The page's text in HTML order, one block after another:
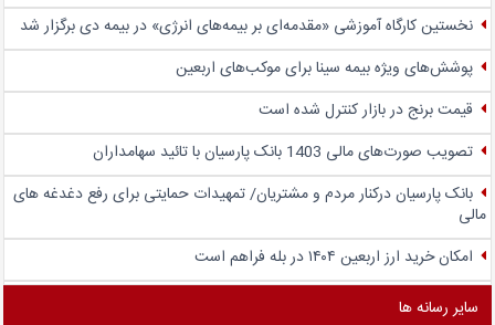
نخستین کارگاه آموزشی «مقدمه‌ای بر بیمه‌های انرژی» در بیمه دی برگزار شد
پوشش‌های ویژه بیمه سینا برای موکب‌های اربعین
قیمت برنج در بازار کنترل شده است
تصویب صورت‌های مالی 1403 بانک پارسیان با تائید سهامداران
بانک پارسیان درکنار مردم و مشتریان/ تمهیدات حمایتی برای رفع دغدغه های
مالی
امکان خرید ارز اربعین ۱۴۰۴ در بله فراهم است
سایر رسانه ها